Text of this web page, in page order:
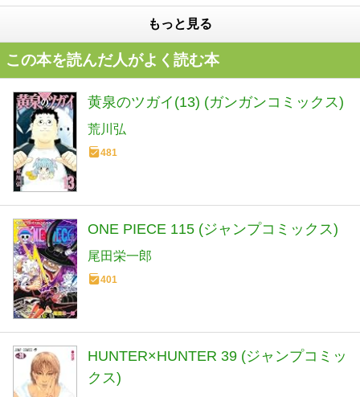
もっと見る
この本を読んだ人がよく読む本
黄泉のツガイ(13) (ガンガンコミックス)
荒川弘
481
ONE PIECE 115 (ジャンプコミックス)
尾田栄一郎
401
HUNTER×HUNTER 39 (ジャンプコミッ
クス)